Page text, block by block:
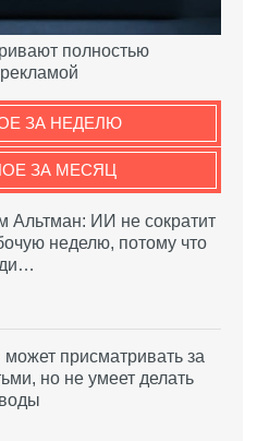
полностью
ЗА НЕДЕЛЮ
ЗА МЕСЯЦ
Альтман: ИИ не сократит
неделю, потому что
присматривать за
но не умеет делать